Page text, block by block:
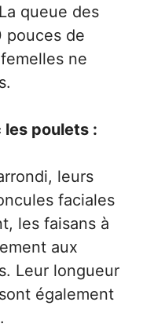
queue des
pouces de
ne
les poulets :
leurs
faciales
les faisans à
aux
Leur longueur
également